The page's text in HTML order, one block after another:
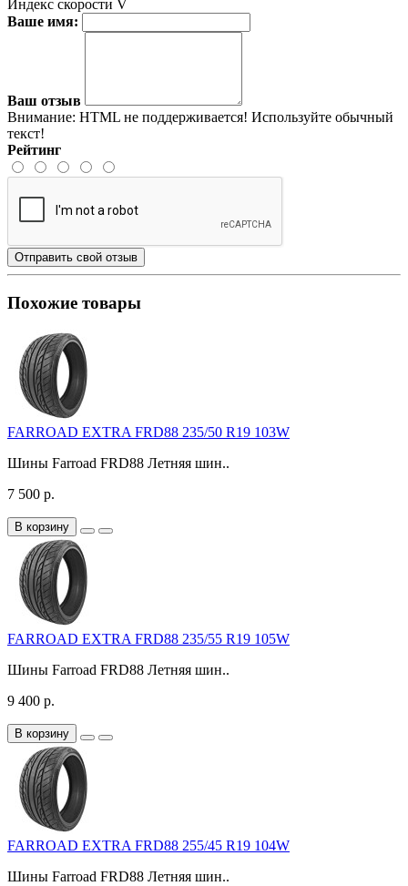
Индекс скорости V
Ваше имя:
Ваш отзыв
Внимание: HTML не поддерживается! Используйте обычный
текст!
Рейтинг
Отправить свой отзыв
Похожие товары
FARROAD EXTRA FRD88 235/50 R19 103W
Шины Farroad FRD88 Летняя шин..
7 500 р.
В корзину
FARROAD EXTRA FRD88 235/55 R19 105W
Шины Farroad FRD88 Летняя шин..
9 400 р.
В корзину
FARROAD EXTRA FRD88 255/45 R19 104W
Шины Farroad FRD88 Летняя шин..